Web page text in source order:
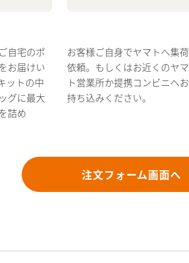
自宅のポ
お届けい
ットの中
グに最大
詰め
お客様ご自身でヤマトへ集荷
依頼。もしくはお近くのヤマ
ト営業所か提携コンビニへお
持ち込みください。
注文フォーム画面へ